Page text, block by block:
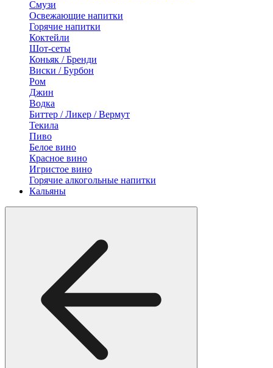
Смузи
Освежающие напитки
Горячие напитки
Коктейли
Шот-сеты
Коньяк / Бренди
Виски / Бурбон
Ром
Джин
Водка
Биттер / Ликер / Вермут
Текила
Пиво
Белое вино
Красное вино
Игристое вино
Горячие алкогольные напитки
Кальяны